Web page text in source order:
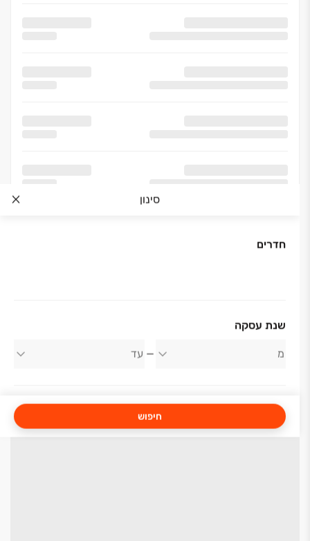
סינון
חדרים
שנת עסקה
חיפוש